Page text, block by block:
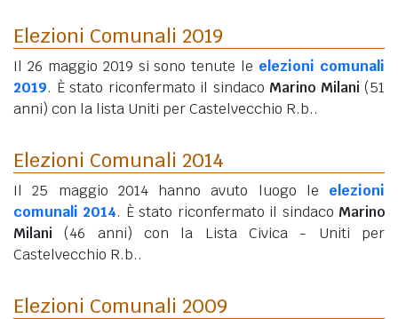
Elezioni Comunali 2019
Il 26 maggio 2019 si sono tenute le elezioni comunali
2019. È stato riconfermato il sindaco Marino Milani (51
anni) con la lista Uniti per Castelvecchio R.b..
Elezioni Comunali 2014
Il 25 maggio 2014 hanno avuto luogo le elezioni
comunali 2014. È stato riconfermato il sindaco Marino
Milani
(46 anni) con la Lista Civica - Uniti per
Castelvecchio R.b..
Elezioni Comunali 2009